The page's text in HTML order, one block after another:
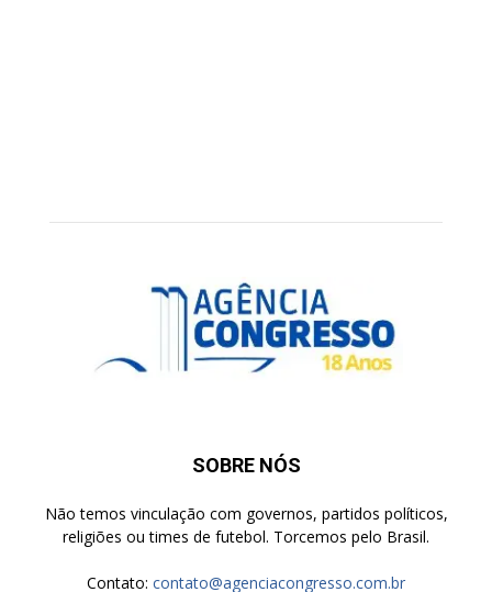
SOBRE NÓS
Não temos vinculação com governos, partidos políticos,
religiões ou times de futebol. Torcemos pelo Brasil.
Contato: contato@agenciacongresso.com.br